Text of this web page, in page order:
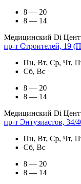
8 — 20
8 — 14
Медицинский Di
пр-т Строителей, 19
Пн, Вт, Ср, Чт,
Сб, Вс
8 — 20
8 — 14
Медицинский Di
пр-т Энтузиастов, 34/
Пн, Вт, Ср, Чт,
Сб, Вс
8 — 20
8 — 14